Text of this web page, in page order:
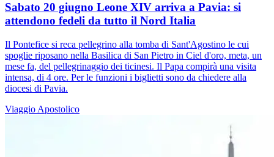
Sabato 20 giugno Leone XIV arriva a Pavia: si
attendono fedeli da tutto il Nord Italia
Il Pontefice si reca pellegrino alla tomba di Sant'Agostino le cui
spoglie riposano nella Basilica di San Pietro in Ciel d'oro, meta, un
mese fa, del pellegrinaggio dei ticinesi. Il Papa compirà una visita
intensa, di 4 ore. Per le funzioni i biglietti sono da chiedere alla
diocesi di Pavia.
Viaggio Apostolico